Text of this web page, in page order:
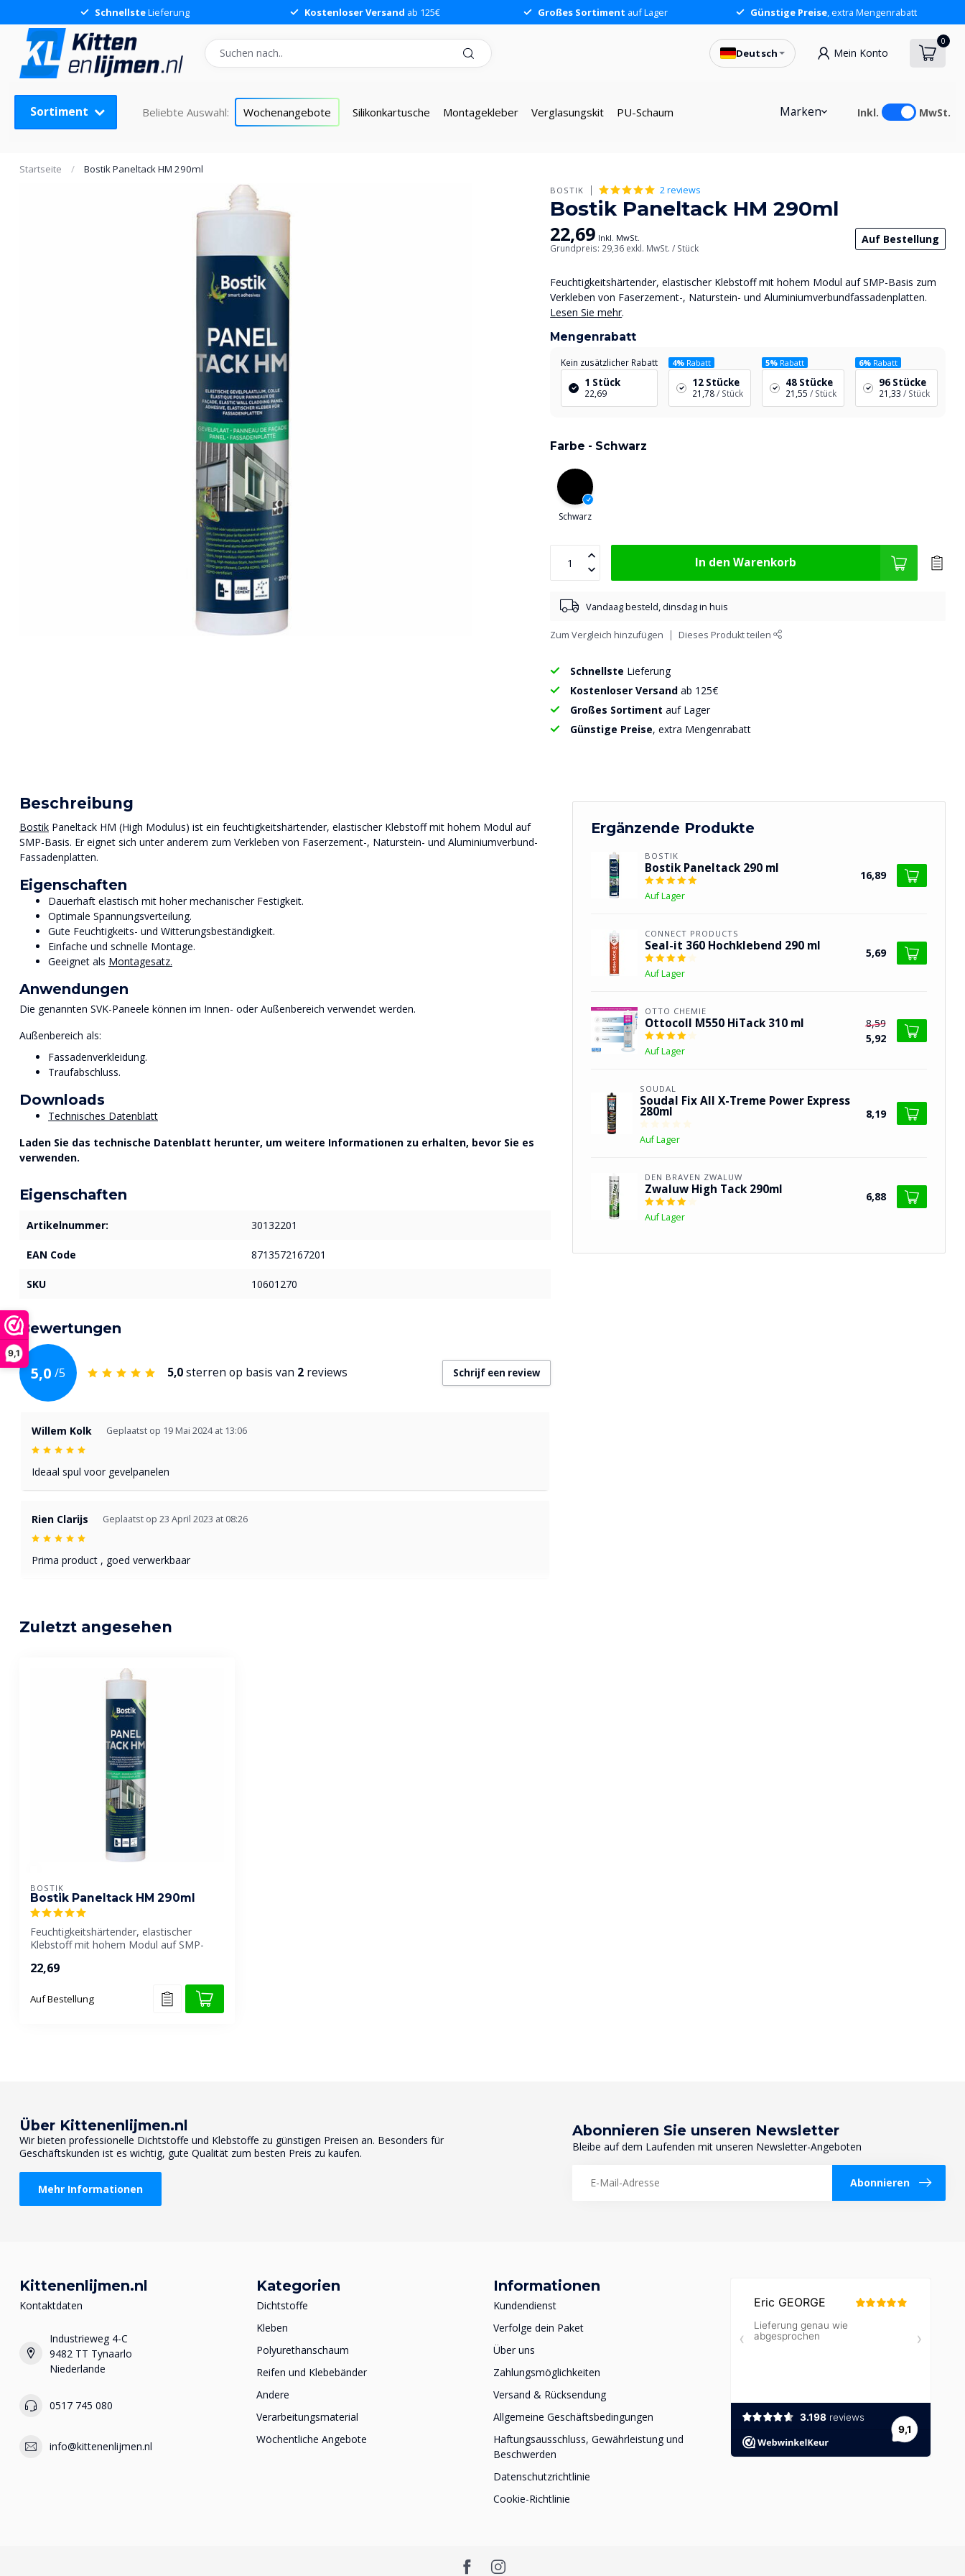
9,1
SchnellsteLieferung Kostenloser Versand ab 125€ Großes Sortiment auf Lager Günstige Preise, extra Mengenrabatt
Deutsch Mein Konto
0
Sortiment Beliebte Auswahl: Wochenangebote Silikonkartusche Montagekleber Verglasungskit PU-Schaum Marken Inkl. MwSt.
Startseite / Bostik Paneltack HM 290ml
BOSTIK 2 reviews
Bostik Paneltack HM 290ml
22,69 Inkl. MwSt.
Grundpreis: 29,36 exkl. MwSt. / Stück
Auf Bestellung
Feuchtigkeitshärtender, elastischer Klebstoff mit hohem Modul auf SMP-Basis zum
Verkleben von Faserzement-, Naturstein- und Aluminiumverbundfassadenplatten.
Lesen Sie mehr.
Mengenrabatt
Kein zusätzlicher Rabatt
1 Stück
22,69
4% Rabatt
12 Stücke
21,78/ Stück
5% Rabatt
48 Stücke
21,55 / Stück
6% Rabatt
96 Stücke
21,33 / Stück
Farbe - Schwarz
Schwarz
In den Warenkorb
Vandaag besteld, dinsdag in huis
Zum Vergleich hinzufügen Dieses Produkt teilen
Schnellste Lieferung
Kostenloser Versand ab 125€
Großes Sortiment auf Lager
Günstige Preise, extra Mengenrabatt
Beschreibung
Bostik Paneltack HM (High Modulus) ist ein feuchtigkeitshärtender, elastischer Klebstoff mit hohem Modul auf
SMP-Basis. Er eignet sich unter anderem zum Verkleben von Faserzement-, Naturstein- und Aluminiumverbund-
Fassadenplatten.
Eigenschaften
Dauerhaft elastisch mit hoher mechanischer Festigkeit.
Optimale Spannungsverteilung.
Gute Feuchtigkeits- und Witterungsbeständigkeit.
Einfache und schnelle Montage.
Geeignet als Montagesatz.
Anwendungen
Die genannten SVK-Paneele können im Innen- oder Außenbereich verwendet werden.
Außenbereich als:
Fassadenverkleidung.
Traufabschluss.
Downloads
Technisches Datenblatt
Laden Sie das technische Datenblatt herunter, um weitere Informationen zu erhalten, bevor Sie es
verwenden.
Eigenschaften
Artikelnummer: 30132201
EAN Code 8713572167201
SKU 10601270
Bewertungen
5,0 /5 5,0sterren op basis van 2 reviews Schrijf een review
Willem Kolk Geplaatst op 19 Mai 2024 at 13:06
Ideaal spul voor gevelpanelen
Rien Clarijs Geplaatst op 23 April 2023 at 08:26
Prima product , goed verwerkbaar
Ergänzende Produkte
BOSTIK
Bostik Paneltack 290 ml
Auf Lager
16,89
CONNECT PRODUCTS
Seal-it 360 Hochklebend 290 ml
Auf Lager
5,69
OTTO CHEMIE
Ottocoll M550 HiTack 310 ml
Auf Lager
8,59
5,92
SOUDAL
Soudal Fix All X-Treme Power Express
280ml
Auf Lager
8,19
DEN BRAVEN ZWALUW
Zwaluw High Tack 290ml
Auf Lager
6,88
Zuletzt angesehen
BOSTIK
Bostik Paneltack HM 290ml
Feuchtigkeitshärtender, elastischer
Klebstoff mit hohem Modul auf SMP-
22,69
Auf Bestellung
Über Kittenenlijmen.nl
Wir bieten professionelle Dichtstoffe und Klebstoffe zu günstigen Preisen an. Besonders für
Geschäftskunden ist es wichtig, gute Qualität zum besten Preis zu kaufen.
Mehr Informationen
Abonnieren Sie unseren Newsletter
Bleibe auf dem Laufenden mit unseren Newsletter-Angeboten
Abonnieren
Kittenenlijmen.nl
Kontaktdaten
Industrieweg 4-C
9482 TT Tynaarlo
Niederlande
0517 745 080
info@kittenenlijmen.nl
Kategorien
Dichtstoffe
Kleben
Polyurethanschaum
Reifen und Klebebänder
Andere
Verarbeitungsmaterial
Wöchentliche Angebote
Informationen
Kundendienst
Verfolge dein Paket
Über uns
Zahlungsmöglichkeiten
Versand & Rücksendung
Allgemeine Geschäftsbedingungen
Haftungsausschluss, Gewährleistung und
Beschwerden
Datenschutzrichtlinie
Cookie-Richtlinie